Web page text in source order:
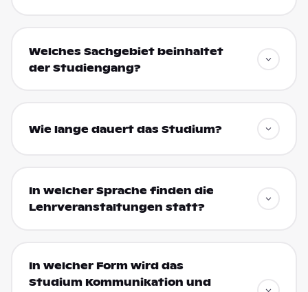
Welches Sachgebiet beinhaltet
der Studiengang?
Wie lange dauert das Studium?
In welcher Sprache finden die
Lehrveranstaltungen statt?
In welcher Form wird das
Studium Kommunikation und